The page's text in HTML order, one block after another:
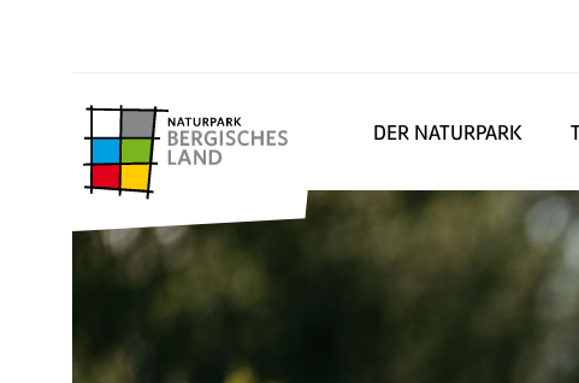
DER NATURPARK